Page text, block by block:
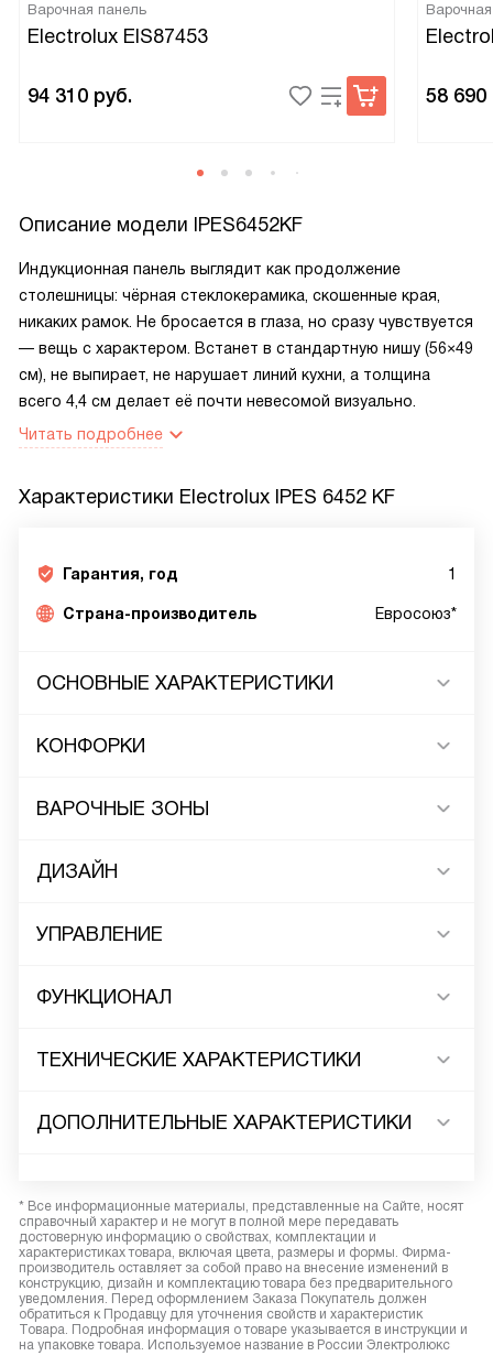
Варочная панель
Electrolux EIS87453
94 310 руб. 58 690
Описание модели IPES6452KF
Индукционная панель выглядит как продолжение
столешницы: чёрная стеклокерамика, скошенные края,
никаких рамок. Не бросается в глаза, но сразу чувствуется
— вещь с характером. Встанет в стандартную нишу (56×49
см), не выпирает, не нарушает линий кухни, а толщина
всего 4,4 см делает её почти невесомой визуально.
Читать подробнее
Характеристики Electrolux IPES 6452 KF
Гарантия, год 1
Страна-производитель Евросоюз*
ОСНОВНЫЕ ХАРАКТЕРИСТИКИ
КОНФОРКИ
ВАРОЧНЫЕ ЗОНЫ
ДИЗАЙН
УПРАВЛЕНИЕ
ФУНКЦИОНАЛ
ТЕХНИЧЕСКИЕ ХАРАКТЕРИСТИКИ
ДОПОЛНИТЕЛЬНЫЕ ХАРАКТЕРИСТИКИ
* Все информационные материалы, представленные на Сайте, носят
справочный характер и не могут в полной мере передавать
достоверную информацию о свойствах, комплектации и
характеристиках товара, включая цвета, размеры и формы. Фирма-
производитель оставляет за собой право на внесение изменений в
конструкцию, дизайн и комплектацию товара без предварительного
уведомления. Перед оформлением Заказа Покупатель должен
обратиться к Продавцу для уточнения свойств и характеристик
Товара. Подробная информация о товаре указывается в инструкции и
на упаковке товара. Используемое название в России Электролюкс